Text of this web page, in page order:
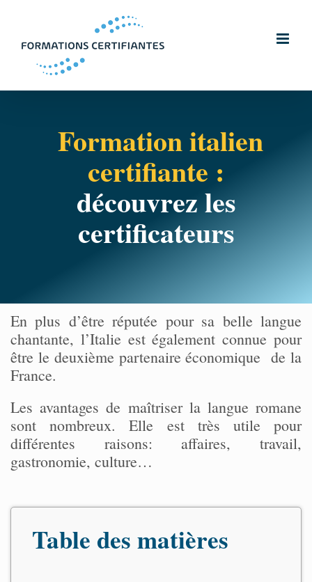
content
Formation italien
certifiante :
découvrez les
certificateurs
En plus d’être réputée pour sa belle langue
chantante, l’Italie est également connue pour
être le deuxième partenaire économique de la
France.
Les avantages de maîtriser la langue romane
sont nombreux. Elle est très utile pour
différentes raisons: affaires, travail,
gastronomie, culture…
Table des matières